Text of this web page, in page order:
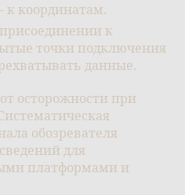
к координатам.
к
точки подключения
данные.
осторожности при
обозревателя
для
платформами и